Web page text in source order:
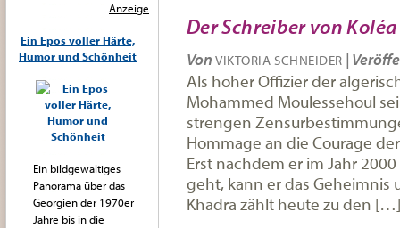
Der Schreiber von Koléa
Von VIKTORIA SCHNEIDER |
Als hoher Offizier der
Mohammed Moulessehoul
strengen
Hommage an die Courage
Erst nachdem er im Jahr
geht, kann er das Geheimnis
Khadra zählt heute zu den […]
Anzeige
Ein Epos voller Härte,
Humor und Schönheit
Ein bildgewaltiges
Panorama über das
Georgien der 1970er
Jahre bis in die